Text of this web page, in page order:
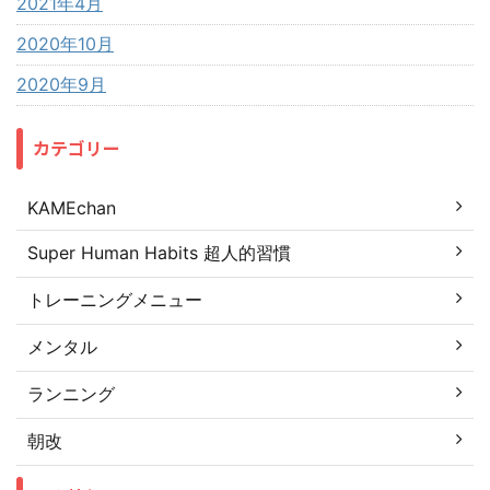
2020年10月
2020年9月
カテゴリー
KAMEchan
Super Human Habits 超人的習慣
トレーニングメニュー
メンタル
ランニング
朝改